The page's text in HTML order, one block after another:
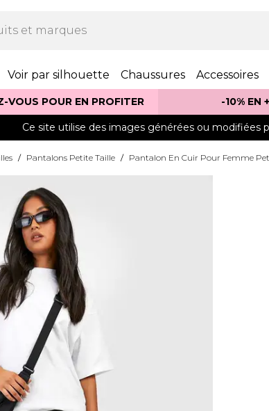
Voir par silhouette Chaussures Accessoires
VOUS POUR EN PROFITER -10% EN
Ce site utilise des images générées ou modifiées
/ Pantalons Petite Taille / Pantalon En Cuir Pour Femme